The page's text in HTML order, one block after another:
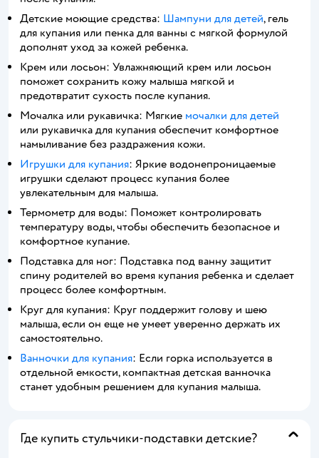
Детские моющие средства: Шампуни для детей, гель
для купания или пенка для ванны с мягкой формулой
дополнят уход за кожей ребенка.
Крем или лосьон: Увлажняющий крем или лосьон
поможет сохранить кожу малыша мягкой и
предотвратит сухость после купания.
Мочалка или рукавичка: Мягкие мочалки для детей
или рукавичка для купания обеспечит комфортное
намыливание без раздражения кожи.
Игрушки для купания: Яркие водонепроницаемые
игрушки сделают процесс купания более
увлекательным для малыша.
Термометр для воды: Поможет контролировать
температуру воды, чтобы обеспечить безопасное и
комфортное купание.
Подставка для ног: Подставка под ванну защитит
спину родителей во время купания ребенка и сделает
процесс более комфортным.
Круг для купания: Круг поддержит голову и шею
малыша, если он еще не умеет уверенно держать их
самостоятельно.
Ванночки для купания: Если горка используется в
отдельной емкости, компактная детская ванночка
станет удобным решением для купания малыша.
Где купить стульчики-подставки детские?